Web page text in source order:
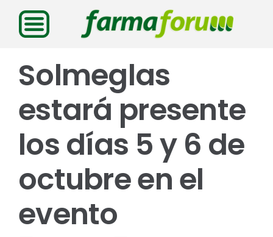
Saltar
contenido
Solmeglas
estará presente
los días 5 y 6 de
octubre en el
evento